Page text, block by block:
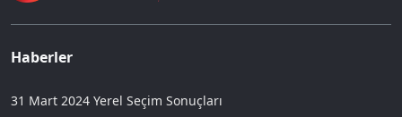
Haberler
31 Mart 2024 Yerel Seçim Sonuçları